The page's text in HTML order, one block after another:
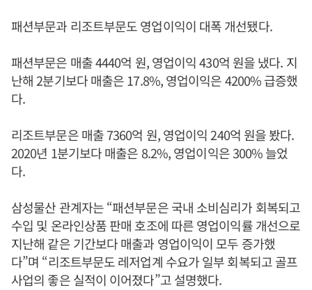
패션부문과 리조트부문도 영업이익이 대폭 개선됐다.
패션부문은 매출 4440억 원, 영업이익 430억 원을 냈다. 지
난해 2분기보다 매출은 17.8%, 영업이익은 4200% 급증했
다.
리조트부문은 매출 7360억 원, 영업이익 240억 원을 봤다.
2020년 1분기보다 매출은 8.2%, 영업이익은 300% 늘었
다.
삼성물산 관계자는 “패션부문은 국내 소비심리가 회복되고
수입 및 온라인상품 판매 호조에 따른 영업이익률 개선으로
지난해 같은 기간보다 매출과 영업이익이 모두 증가했
다”며 “리조트부문도 레저업계 수요가 일부 회복되고 골프
사업의 좋은 실적이 이어졌다”고 설명했다.